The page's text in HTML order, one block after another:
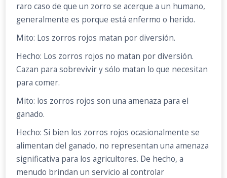
raro caso de que un zorro se acerque a un humano,
generalmente es porque está enfermo o herido.
Mito: Los zorros rojos matan por diversión.
Hecho: Los zorros rojos no matan por diversión.
Cazan para sobrevivir y sólo matan lo que necesitan
para comer.
Mito: los zorros rojos son una amenaza para el
ganado.
Hecho: Si bien los zorros rojos ocasionalmente se
alimentan del ganado, no representan una amenaza
significativa para los agricultores. De hecho, a
menudo brindan un servicio al controlar